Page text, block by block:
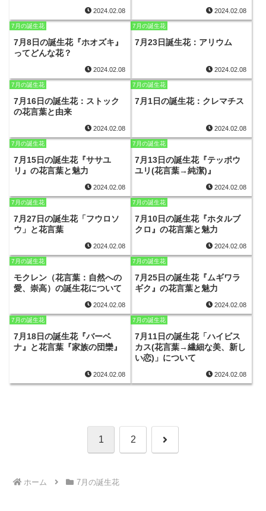
2024.02.08 2024.02.08
7月の誕生花
7月8日の誕生花『ホオズキ』
ってどんな花？
2024.02.08
7月の誕生花
7月23日誕生花：アリウム
2024.02.08
7月の誕生花
7月16日の誕生花：ストック
の花言葉と由来
2024.02.08
7月の誕生花
7月1日の誕生花：クレマチス
2024.02.08
7月の誕生花
7月15日の誕生花『ササユ
リ』の花言葉と魅力
2024.02.08
7月の誕生花
7月13日の誕生花『テッポウ
ユリ(花言葉→純潔)』
2024.02.08
7月の誕生花
7月27日の誕生花「フウロソ
ウ」と花言葉
2024.02.08
7月の誕生花
7月10日の誕生花『ホタルブ
クロ』の花言葉と魅力
2024.02.08
7月の誕生花
モクレン（花言葉：自然への
愛、崇高）の誕生花について
2024.02.08
7月の誕生花
7月25日の誕生花『ムギワラ
ギク』の花言葉と魅力
2024.02.08
7月の誕生花
7月18日の誕生花『バーベ
ナ』と花言葉『家族の団欒』
2024.02.08
7月の誕生花
7月11日の誕生花「ハイビス
カス(花言葉→繊細な美、新し
い恋)」について
2024.02.08
1 2 次
ホーム 7月の誕生花